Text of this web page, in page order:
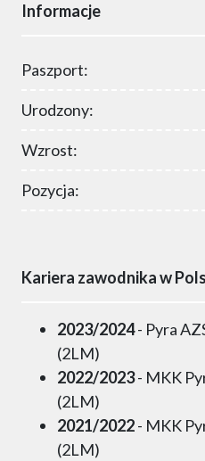
Informacje
Paszport:
Urodzony:
Wzrost:
Pozycja:
Kariera zawodnika w
2023/2024- Pyra
(2LM)
2022/2023- MKK
(2LM)
2021/2022- MKK
(2LM)